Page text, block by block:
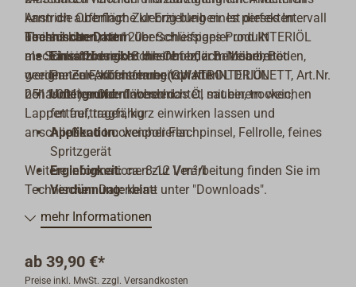
kann die Oberfläche klebrig bleiben. Ist dieses Intervall
überschritten, kann überschüssiges Produkt
mechanisch durch Schleifen oder mit einem
geeigneten Farbentferner (OWATROL DILUNETT, Art.Nr.
2511-001) entfernt werden.
Anstrich aufbringt. Zur Erzielung eines perfekten
Finishs kann mit 120er Schleifpapier und INTERIÖL
als Schleifflüssigkeit die Obferfläche bearbeitet
werden. Zur Auffrischung von mit INTERIÖL
behandelten Oberflächen das Öl mit einem weichen
Lappen auftragen, kurz einwirken lassen und
anschließend trockenpolieren.
Technische Daten
Einsatzbereich:Innenholz, z. B. Möbel, Böden,
Paneele, Küchenarbeitsplatten
Untergrund:unbeschichtet, sauber, trocken,
fettfrei, tragfähig
Applikation:weicher Flachpinsel, Fellrolle, feines
Spritzgerät
Ergiebigkeit:ca. 8-12 l/m²/l
Verdünnung:keine
Verarbeitungstemperatur:
Trocknung (20 °C):
Weitere Informationen zur Verarbeitung finden Sie im
Technischen Datenblatt unter "Downloads".
mehr Informationen
ab 39,90 €*
Preise inkl. MwSt. zzgl. Versandkosten